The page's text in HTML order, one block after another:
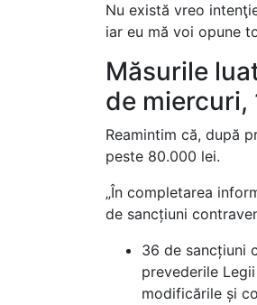
Nu există vreo
iar eu mă voi opune
Măsurile
de miercuri,
Reamintim că, după
peste 80.000 lei.
„În completarea
de sancțiuni
36 de sancțiuni
prevederile
modificările și